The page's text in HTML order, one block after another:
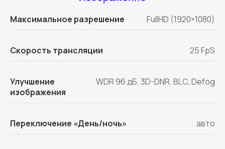
Максимальное разрешение FullHD (1920×1080)
Скорость трансляции 25 FpS
Улучшение
изображения
WDR 96 дБ, 3D-DNR, BLC, Defog
Переключение «День/ночь» авто